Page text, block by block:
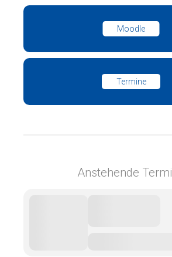
Moodle
Termine
Anstehende